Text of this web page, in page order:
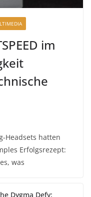
im
Headsets hatten
Erfolgsrezept:
was
Dygma Defy: